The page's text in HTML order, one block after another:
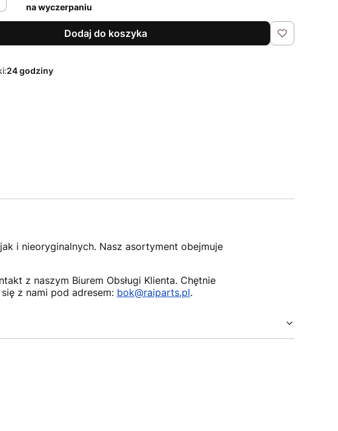
na wyczerpaniu
Dodaj do koszyka
24 godziny
i nieoryginalnych. Nasz asortyment obejmuje
z naszym Biurem Obsługi Klienta. Chętnie
z nami pod adresem: bok@raiparts.pl.